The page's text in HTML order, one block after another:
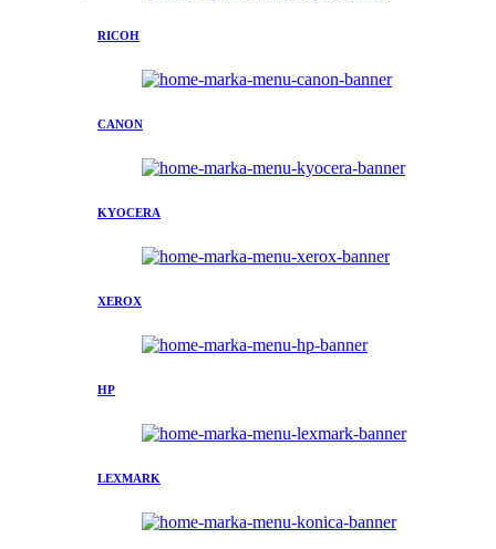
RICOH
CANON
KYOCERA
XEROX
HP
LEXMARK